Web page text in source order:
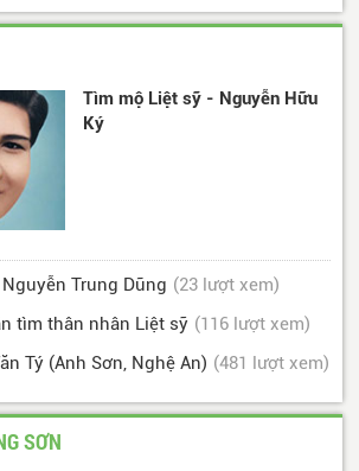
Tìm mộ Liệt sỹ - Nguyễn Hữu
Ký
Trung Dũng (23 lượt xem)
tìm thân nhân Liệt sỹ (116 lượt xem)
Tý (Anh Sơn, Nghệ An) (481 lượt xem)
SƠN